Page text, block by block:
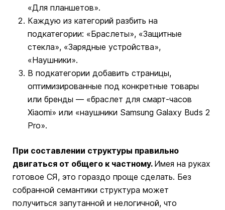
«Для планшетов».
Каждую из категорий разбить на
подкатегории: «Браслеты», «Защитные
стекла», «Зарядные устройства»,
«Наушники».
В подкатегории добавить страницы,
оптимизированные под конкретные товары
или бренды — «браслет для смарт-часов
Xiaomi» или «наушники Samsung Galaxy Buds 2
Pro».
При составлении структуры правильно
двигаться от общего к частному. Имея на руках
готовое СЯ, это гораздо проще сделать. Без
собранной семантики структура может
получиться запутанной и нелогичной, что